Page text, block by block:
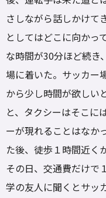
さしながら話しかけて
としてはどこに向かっ
な時間が30分ほど続き
場に着いた。サッカー
から少し時間が欲しい
と、タクシーはそこに
ーが現れることはなか
た後、徒歩１時間近く
その日、交通費だけで
学の友人に聞くとサッ